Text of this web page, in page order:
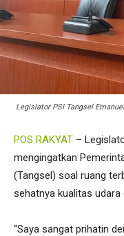
Legislator PSI Tangsel
POS RAKYAT –
mengingatkan
(Tangsel) soal ruang
sehatnya kualitas
“Saya sangat prihatin